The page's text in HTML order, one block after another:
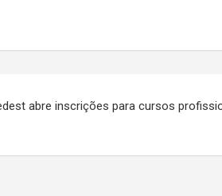
abre inscrições para cursos